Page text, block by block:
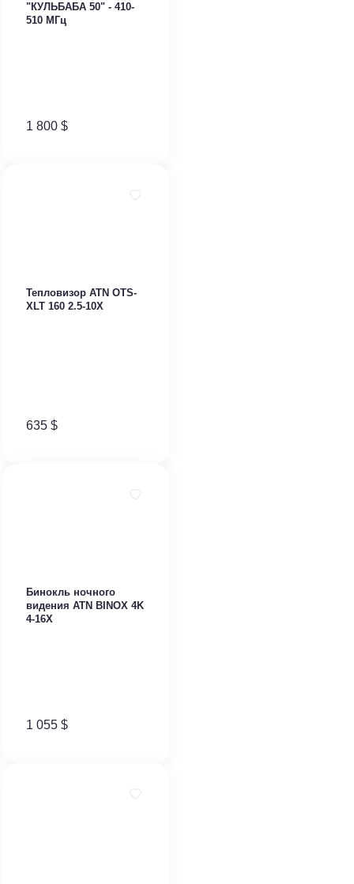
"КУЛЬБАБА 50" - 410-
510 МГц
1 800 $
Тепловизор ​ATN OTS-
XLT 160 2.5-10X
635 $
Бинокль ночного
видения ATN BINOX 4K
4-16X
1 055 $